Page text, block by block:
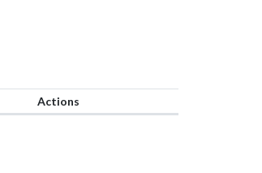
Actions